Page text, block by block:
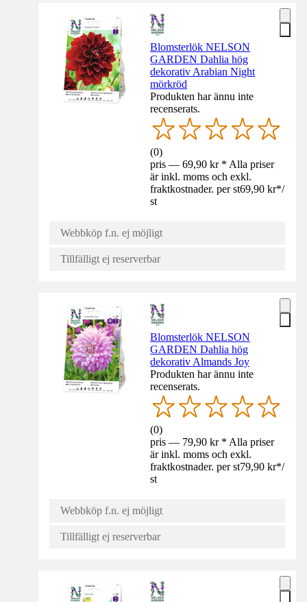
Blomsterlök NELSON
GARDEN Dahlia hög
dekorativ Arabian Night
mörkröd
Produkten har ännu inte
recenserats.
(0)
pris — 69,90 kr * Alla priser
är inkl. moms och exkl.
fraktkostnader. per st69,90 kr*/
st
Webbköp f.n. ej möjligt
Tillfälligt ej reserverbar
Blomsterlök NELSON
GARDEN Dahlia hög
dekorativ Almands Joy
Produkten har ännu inte
recenserats.
(0)
pris — 79,90 kr * Alla priser
är inkl. moms och exkl.
fraktkostnader. per st79,90 kr*/
st
Webbköp f.n. ej möjligt
Tillfälligt ej reserverbar